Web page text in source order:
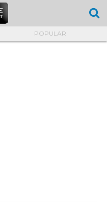
POPULAR